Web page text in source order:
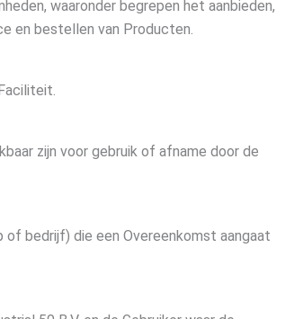
waaronder begrepen het aanbieden,
en bestellen van Producten.
zijn voor gebruik of afname door de
bedrijf) die een Overeenkomst aangaat